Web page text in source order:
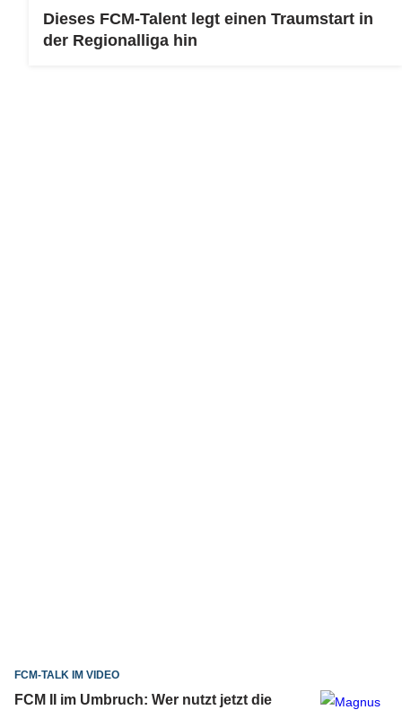
Dieses FCM-Talent legt einen Traumstart in
der Regionalliga hin
FCM-TALK IM VIDEO
FCM II im Umbruch: Wer nutzt jetzt die